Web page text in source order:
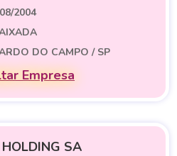
2004
DO CAMPO / SP
Empresa
SA